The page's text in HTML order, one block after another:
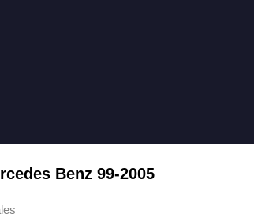
Benz 99-2005